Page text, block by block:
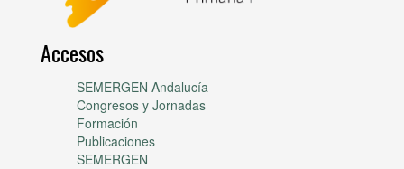
Accesos
SEMERGEN Andalucía
Congresos y Jornadas
Formación
Publicaciones
SEMERGEN